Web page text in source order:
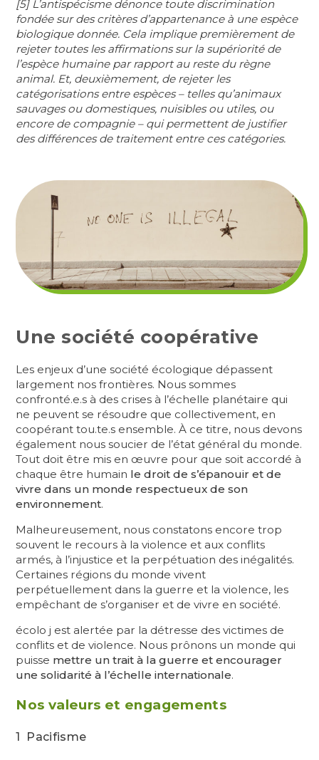
[5] L’antispécisme dénonce toute discrimination
fondée sur des critères d’appartenance à une espèce
biologique donnée. Cela implique premièrement de
rejeter toutes les affirmations sur la supériorité de
l’espèce humaine par rapport au reste du règne
animal. Et, deuxièmement, de rejeter les
catégorisations entre espèces – telles qu’animaux
sauvages ou domestiques, nuisibles ou utiles, ou
encore de compagnie – qui permettent de justifier
des différences de traitement entre ces catégories.
Une société coopérative
Les enjeux d’une société écologique dépassent
largement nos frontières. Nous sommes
confronté.e.s à des crises à l’échelle planétaire qui
ne peuvent se résoudre que collectivement, en
coopérant tou.te.s ensemble. À ce titre, nous devons
également nous soucier de l’état général du monde.
Tout doit être mis en œuvre pour que soit accordé à
chaque être humain le droit de s’épanouir et de
vivre dans un monde respectueux de son
environnement.
Malheureusement, nous constatons encore trop
souvent le recours à la violence et aux conflits
armés, à l’injustice et la perpétuation des inégalités.
Certaines régions du monde vivent
perpétuellement dans la guerre et la violence, les
empêchant de s’organiser et de vivre en société.
écolo j est alertée par la détresse des victimes de
conflits et de violence. Nous prônons un monde qui
puisse mettre un trait à la guerre et encourager
une solidarité à l’échelle internationale.
Nos valeurs et engagements
1 Pacifisme